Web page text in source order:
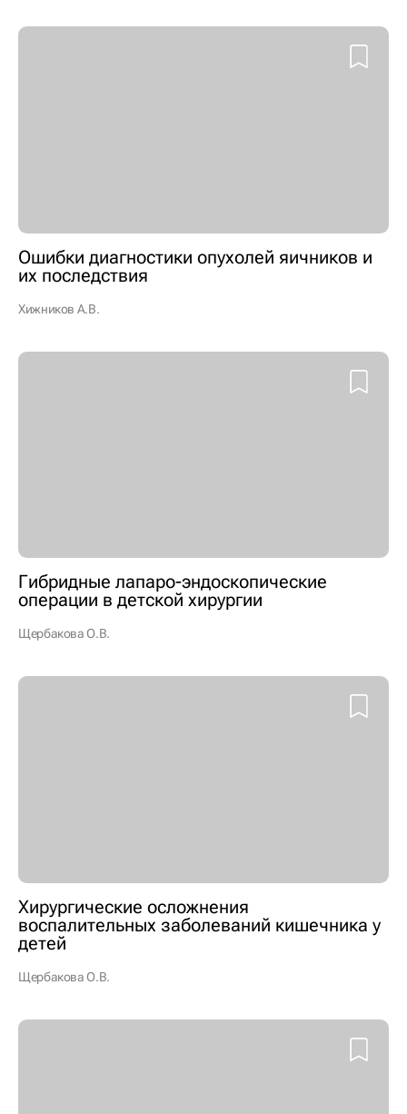
Ошибки диагностики опухолей яичников и
их последствия
Хижников А.В.
Гибридные лапаро-эндоскопические
операции в детской хирургии
Щербакова О.В.
Хирургические осложнения
воспалительных заболеваний кишечника у
детей
Щербакова О.В.